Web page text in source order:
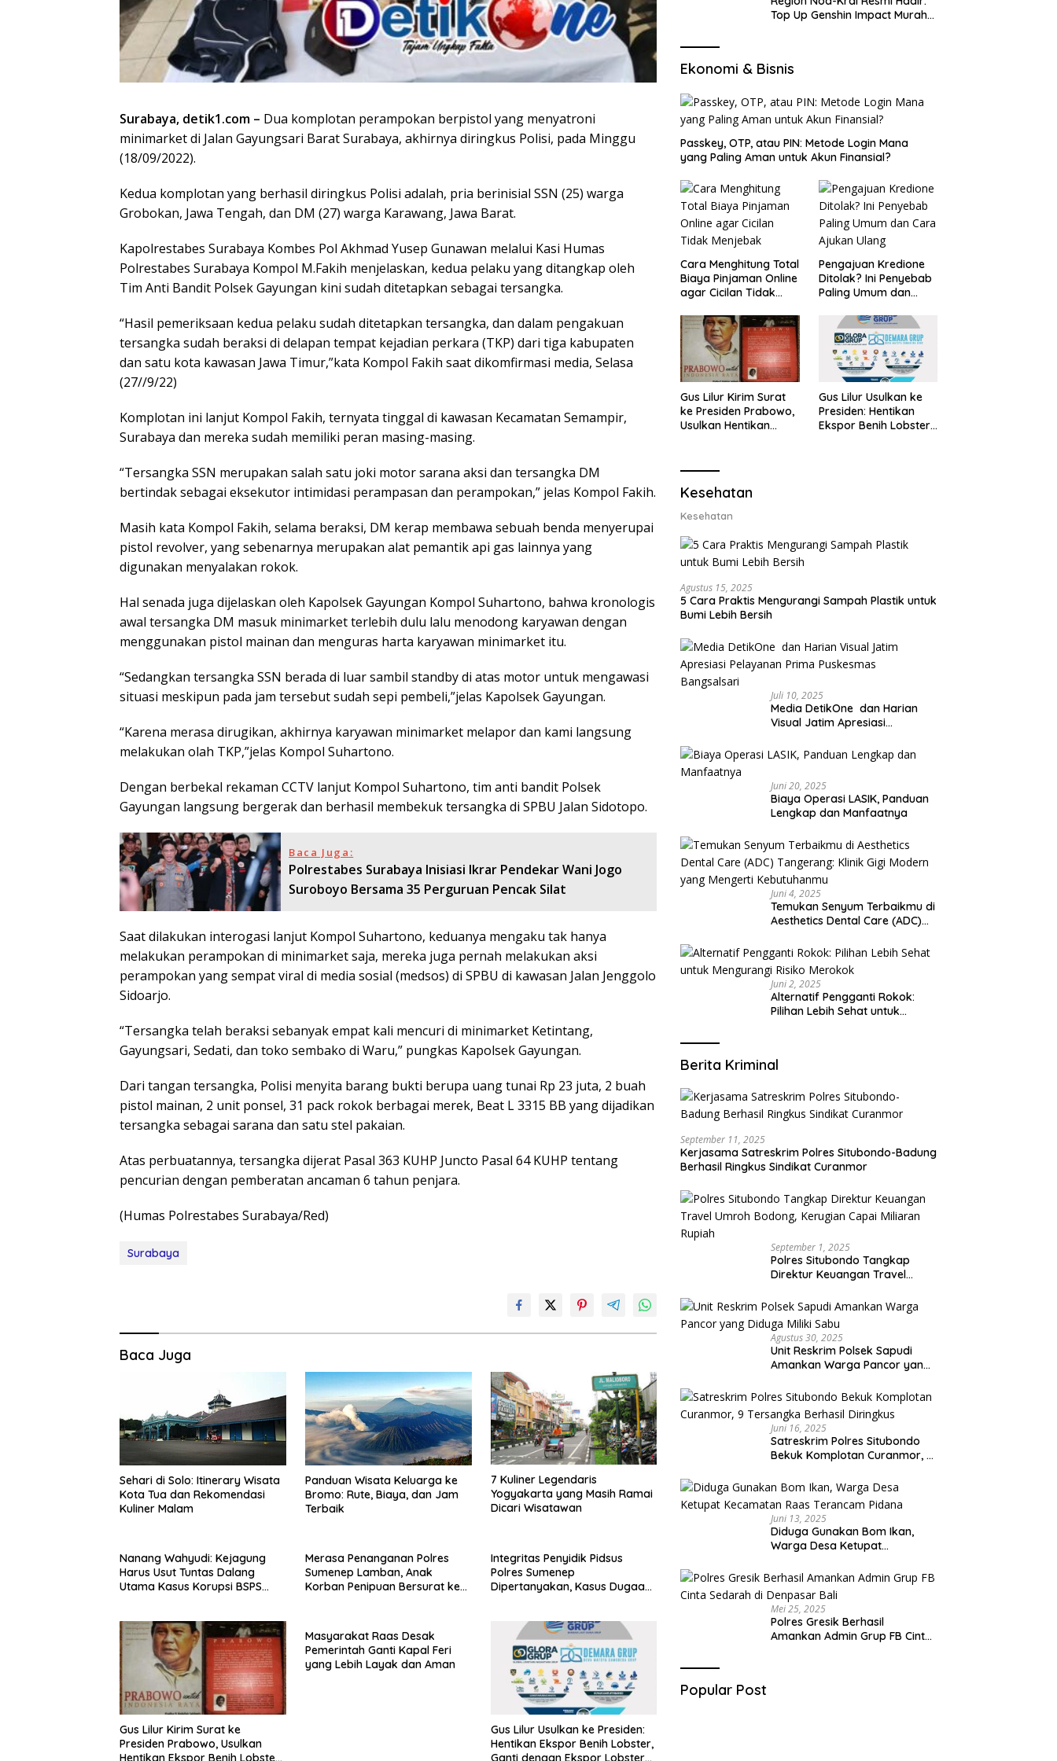
Surabaya, detik1.com – Dua komplotan perampokan berpistol yang menyatroni
minimarket di Jalan Gayungsari Barat Surabaya, akhirnya diringkus Polisi, pada Minggu
(18/09/2022).
Kedua komplotan yang berhasil diringkus Polisi adalah, pria berinisial SSN (25) warga
Grobokan, Jawa Tengah, dan DM (27) warga Karawang, Jawa Barat.
Kapolrestabes Surabaya Kombes Pol Akhmad Yusep Gunawan melalui Kasi Humas
Polrestabes Surabaya Kompol M.Fakih menjelaskan, kedua pelaku yang ditangkap oleh
Tim Anti Bandit Polsek Gayungan kini sudah ditetapkan sebagai tersangka.
“Hasil pemeriksaan kedua pelaku sudah ditetapkan tersangka, dan dalam pengakuan
tersangka sudah beraksi di delapan tempat kejadian perkara (TKP) dari tiga kabupaten
dan satu kota kawasan Jawa Timur,”kata Kompol Fakih saat dikomfirmasi media, Selasa
(27//9/22)
Komplotan ini lanjut Kompol Fakih, ternyata tinggal di kawasan Kecamatan Semampir,
Surabaya dan mereka sudah memiliki peran masing-masing.
“Tersangka SSN merupakan salah satu joki motor sarana aksi dan tersangka DM
bertindak sebagai eksekutor intimidasi perampasan dan perampokan,” jelas Kompol Fakih.
Masih kata Kompol Fakih, selama beraksi, DM kerap membawa sebuah benda menyerupai
pistol revolver, yang sebenarnya merupakan alat pemantik api gas lainnya yang
digunakan menyalakan rokok.
Hal senada juga dijelaskan oleh Kapolsek Gayungan Kompol Suhartono, bahwa kronologis
awal tersangka DM masuk minimarket terlebih dulu lalu menodong karyawan dengan
menggunakan pistol mainan dan menguras harta karyawan minimarket itu.
“Sedangkan tersangka SSN berada di luar sambil standby di atas motor untuk mengawasi
situasi meskipun pada jam tersebut sudah sepi pembeli,”jelas Kapolsek Gayungan.
“Karena merasa dirugikan, akhirnya karyawan minimarket melapor dan kami langsung
melakukan olah TKP,”jelas Kompol Suhartono.
Dengan berbekal rekaman CCTV lanjut Kompol Suhartono, tim anti bandit Polsek
Gayungan langsung bergerak dan berhasil membekuk tersangka di SPBU Jalan Sidotopo.
Baca Juga:
Polrestabes Surabaya Inisiasi Ikrar Pendekar Wani Jogo
Suroboyo Bersama 35 Perguruan Pencak Silat
Saat dilakukan interogasi lanjut Kompol Suhartono, keduanya mengaku tak hanya
melakukan perampokan di minimarket saja, mereka juga pernah melakukan aksi
perampokan yang sempat viral di media sosial (medsos) di SPBU di kawasan Jalan Jenggolo
Sidoarjo.
“Tersangka telah beraksi sebanyak empat kali mencuri di minimarket Ketintang,
Gayungsari, Sedati, dan toko sembako di Waru,” pungkas Kapolsek Gayungan.
Dari tangan tersangka, Polisi menyita barang bukti berupa uang tunai Rp 23 juta, 2 buah
pistol mainan, 2 unit ponsel, 31 pack rokok berbagai merek, Beat L 3315 BB yang dijadikan
tersangka sebagai sarana dan satu stel pakaian.
Atas perbuatannya, tersangka dijerat Pasal 363 KUHP Juncto Pasal 64 KUHP tentang
pencurian dengan pemberatan ancaman 6 tahun penjara.
(Humas Polrestabes Surabaya/Red)
Surabaya
Baca Juga
Sehari di Solo: Itinerary Wisata
Kota Tua dan Rekomendasi
Kuliner Malam
Panduan Wisata Keluarga ke
Bromo: Rute, Biaya, dan Jam
Terbaik
7 Kuliner Legendaris
Yogyakarta yang Masih Ramai
Dicari Wisatawan
Nanang Wahyudi: Kejagung
Harus Usut Tuntas Dalang
Utama Kasus Korupsi BSPS
Merasa Penanganan Polres
Sumenep Lamban, Anak
Korban Penipuan Bersurat ke
Integritas Penyidik Pidsus
Polres Sumenep
Dipertanyakan, Kasus Dugaan
Gus Lilur Kirim Surat ke
Presiden Prabowo, Usulkan
Hentikan Ekspor Benih Lobster
Masyarakat Raas Desak
Pemerintah Ganti Kapal Feri
yang Lebih Layak dan Aman
Gus Lilur Usulkan ke Presiden:
Hentikan Ekspor Benih Lobster,
Ganti dengan Ekspor Lobster
Top Up Genshin Impact Murah
Ekonomi & Bisnis
Passkey, OTP, atau PIN: Metode Login Mana
yang Paling Aman untuk Akun Finansial?
Cara Menghitung Total
Biaya Pinjaman Online
agar Cicilan Tidak
Pengajuan Kredione
Ditolak? Ini Penyebab
Paling Umum dan
Gus Lilur Kirim Surat
ke Presiden Prabowo,
Usulkan Hentikan
Lobster 50 Gram
Gus Lilur Usulkan ke
Presiden: Hentikan
Ekspor Benih Lobster,
Kesehatan
Kesehatan
Agustus 15, 2025
5 Cara Praktis Mengurangi Sampah Plastik untuk
Bumi Lebih Bersih
Juli 10, 2025
Media DetikOne dan Harian
Visual Jatim Apresiasi
Bangsalsari
Juni 20, 2025
Biaya Operasi LASIK, Panduan
Lengkap dan Manfaatnya
Juni 4, 2025
Temukan Senyum Terbaikmu di
Aesthetics Dental Care (ADC)
yang Mengerti Kebutuhanmu
Juni 2, 2025
Alternatif Pengganti Rokok:
Pilihan Lebih Sehat untuk
Berita Kriminal
September 11, 2025
Kerjasama Satreskrim Polres Situbondo-Badung
Berhasil Ringkus Sindikat Curanmor
September 1, 2025
Polres Situbondo Tangkap
Direktur Keuangan Travel
Capai Miliaran Rupiah
Agustus 30, 2025
Unit Reskrim Polsek Sapudi
Amankan Warga Pancor yang
Juni 16, 2025
Satreskrim Polres Situbondo
Bekuk Komplotan Curanmor, 9
Juni 13, 2025
Diduga Gunakan Bom Ikan,
Warga Desa Ketupat
Pidana
Mei 25, 2025
Polres Gresik Berhasil
Amankan Admin Grup FB Cinta
Popular Post